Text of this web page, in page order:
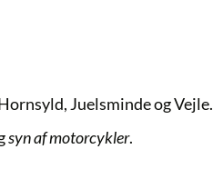
Juelsminde og Vejle.
syn af motorcykler.